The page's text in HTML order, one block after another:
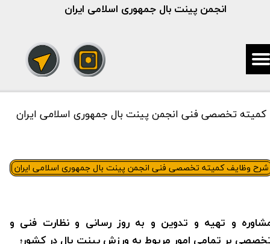
انجمن پینت بال جمهوری اسلامی ایران
کمیته تخصصی فنی انجمن پینت بال جمهوری اسلامی ایران
​شرح وظایف کمیته تخصصی فنی انجمن پینت بال جمهوری اسلامی ایران
و تهیه و تدوین و به روز رسانی و نظارت فنی و
بر تمامی امور مربوط به ورزش پینت بال در کشور؛